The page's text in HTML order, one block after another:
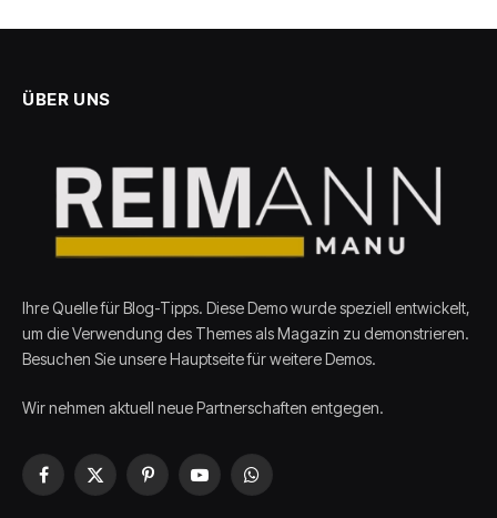
ÜBER UNS
Ihre Quelle für Blog-Tipps. Diese Demo wurde speziell entwickelt,
um die Verwendung des Themes als Magazin zu demonstrieren.
Besuchen Sie unsere Hauptseite für weitere Demos.
Wir nehmen aktuell neue Partnerschaften entgegen.
Facebook
X
PinterestYouTubeWhatsApp